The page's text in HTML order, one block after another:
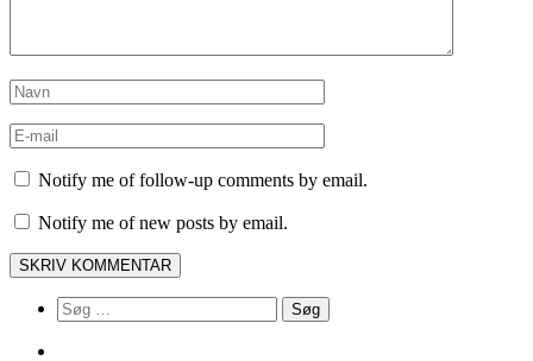
Notify me of follow-up comments by email.
Notify me of new posts by email.
Søg
efter: